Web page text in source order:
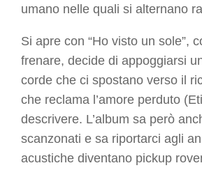
umano nelle quali si alternano
Si apre con “Ho visto un sole”,
frenare, decide di appoggiarsi
corde che ci spostano verso il
che reclama l’amore perduto (
descrivere. L’album sa però
scanzonati e sa riportarci agli
acustiche diventano pickup